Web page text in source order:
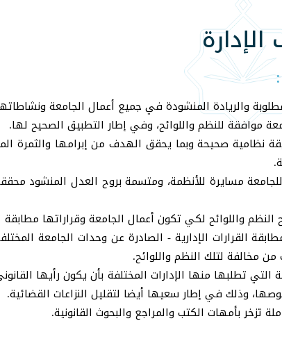
والريادة المنشودة في جميع أعمال الجامعة
موافقة للنظم واللوائح، وفي إطار التطبيق الصحيح لها.
نظامية صحيحة وبما يحقق الهدف من إبرامها والثمرة
مسايرة للأنظمة، ومتسمة بروح العدل المنشود
واللوائح لكي تكون أعمال الجامعة وقراراتها مطابقة
القرارات الإدارية - الصادرة عن وحدات الجامعة
مخالفة لتلك النظم واللوائح.
التي تطلبها منها الإدارات المختلفة بأن يكون رأيها
وذلك في إطار سعيها أيضا لتقليل النزاعات القضائية.
تزخر بأمهات الكتب والمراجع والبحوث القانونية.